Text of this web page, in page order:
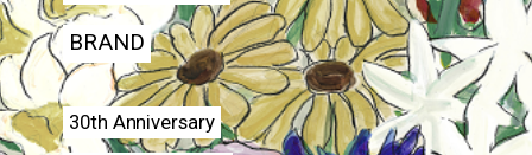
BRAND
30th Anniversary